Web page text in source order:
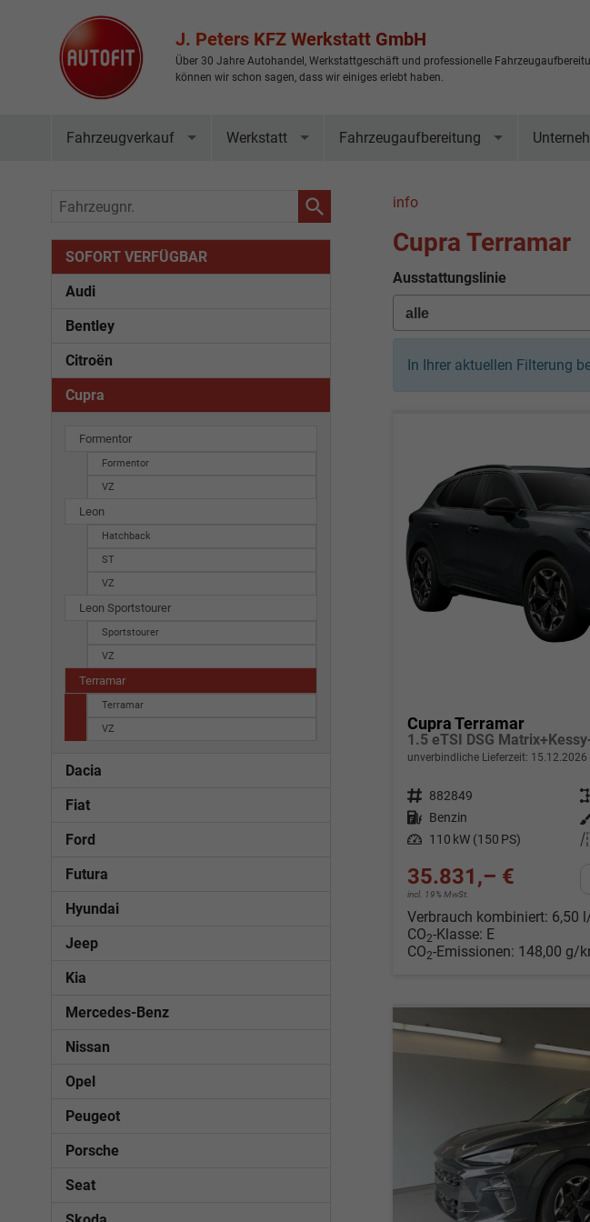
J. Peters KFZ Werkstatt GmbH
Über 30 Jahre Autohandel, Werkstattgeschäft und professionelle
können wir schon sagen, dass wir einiges erlebt haben.
Fahrzeugverkauf Werkstatt Fahrzeugaufbereitung
info
Cupra Terramar
Ausstattungslinie
In Ihrer aktuellen Filterung
Cupra Terramar
unverbindliche Lieferzeit: 15.12.2026
Fahrzeugnr. 882849
Kraftstoff Benzin
Leistung 110 kW (150 PS)
35.831,– €
incl. 19% MwSt.
Verbrauch kombiniert: 6,50
CO2-Klasse: E
CO2-Emissionen: 148,00 g/
Fahrzeugnr.
SOFORT VERFÜGBAR
Audi
Bentley
Citroën
Cupra
Formentor
Formentor
VZ
Leon
Hatchback
ST
VZ
Leon Sportstourer
Sportstourer
VZ
Terramar
Terramar
VZ
Dacia
Fiat
Ford
Futura
Hyundai
Jeep
Kia
Mercedes-Benz
Nissan
Opel
Peugeot
Porsche
Seat